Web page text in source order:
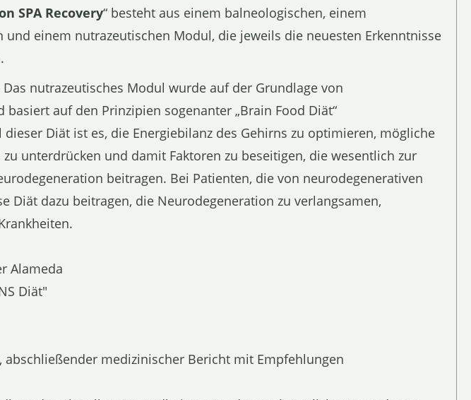
SPA Recovery“ besteht aus einem balneologischen, einem
einem nutrazeutischen Modul, die jeweils die neuesten Erkenntnisse
nutrazeutisches Modul wurde auf der Grundlage von
auf den Prinzipien sogenanter „Brain Food Diät“
dieser Diät ist es, die Energiebilanz des Gehirns zu optimieren, mögliche
unterdrücken und damit Faktoren zu beseitigen, die wesentlich zur
beitragen. Bei Patienten, die von neurodegenerativen
Diät dazu beitragen, die Neurodegeneration zu verlangsamen,
Alameda
Diät"
medizinischer Bericht mit Empfehlungen